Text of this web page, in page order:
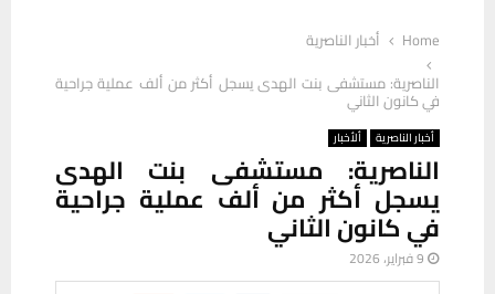
Home
أخبار الناصرية
الناصرية: مستشفى بنت الهدى يسجل أكثر من ألف عملية جراحية
في كانون الثاني
أخبار الناصرية ألأخبار
الناصرية: مستشفى بنت الهدى
يسجل أكثر من ألف عملية جراحية
في كانون الثاني
9 فبراير، 2026